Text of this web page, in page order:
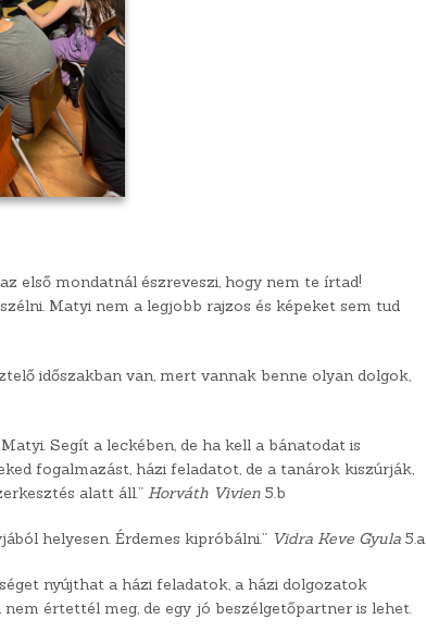
első mondatnál észreveszi, hogy nem te írtad!
Matyi nem a legjobb rajzos és képeket sem tud
időszakban van, mert vannak benne olyan dolgok,
Segít a leckében, de ha kell a bánatodat is
fogalmazást, házi feladatot, de a tanárok kiszúrják,
alatt áll.” Horváth Vivien 5.b
helyesen. Érdemes kipróbálni.” Vidra Keve Gyula 5.a
nyújthat a házi feladatok, a házi dolgozatok
értettél meg, de egy jó beszélgetőpartner is lehet.